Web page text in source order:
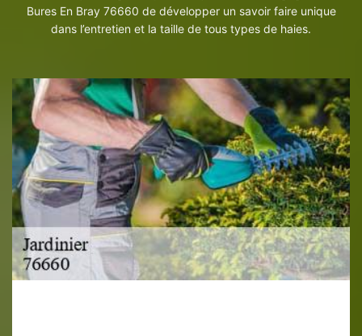
Bures En Bray 76660 de développer un savoir faire unique
dans l’entretien et la taille de tous types de haies.